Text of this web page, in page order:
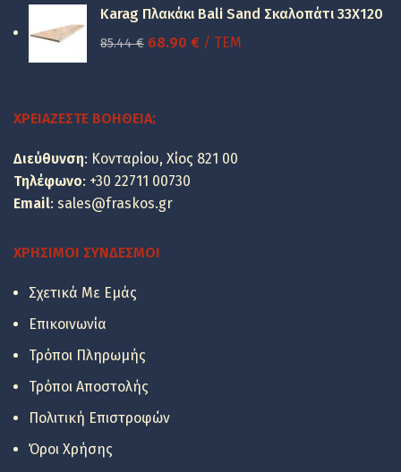
was:
τιμή
είναι:
39.90 €.
Karag Πλακάκι Bali Sand Σκαλοπάτι 33Χ120
85.44€ Original
68.90 €Η/ ΤΕΜ
ΧΡΕΙΆΖΕΣΤΕ ΒΟΉΘΕΙΑ;
Διεύθυνση: Κονταρίου, Χίος 821 00
Τηλέφωνο: +30 22711 00730
Email: sales@fraskos.gr
ΧΡΉΣΙΜΟΙ ΣΎΝΔΕΣΜΟΙ
Σχετικά Με Εμάς
Επικοινωνία
Τρόποι Πληρωμής
Τρόποι Αποστολής
Πολιτική Επιστροφών
Όροι Χρήσης